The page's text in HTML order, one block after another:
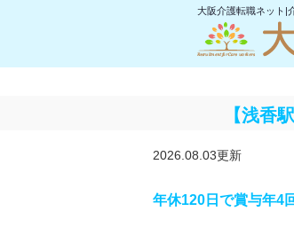
大阪介護転職ネット|
【浅香
2026.08.03更新
年休120日で賞与年4